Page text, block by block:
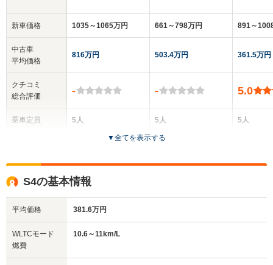
新車価格
中古車
平均価格
クチコミ
総合評価
乗車定員
サイズ
(全長x全幅x全高)
1035～1065万円
816万円
-
5人
全幅
1.86m
661～798万円
503.4万円
-
5人
4ドア
891～
361.5万円
5.0
5人
▼全てを表示する
S4の基本情報
平均価格 381.6万円
WLTCモード
燃費
10.6～11km/L